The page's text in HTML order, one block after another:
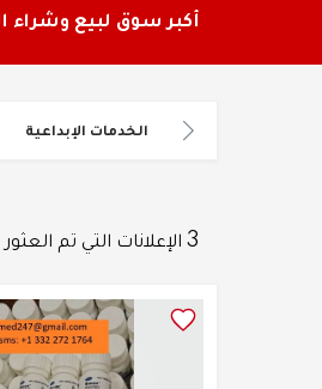
أكبر سوق لبيع وشراء
الخدمات الإبداعية
3 الإعلانات التي تم العثور عليها